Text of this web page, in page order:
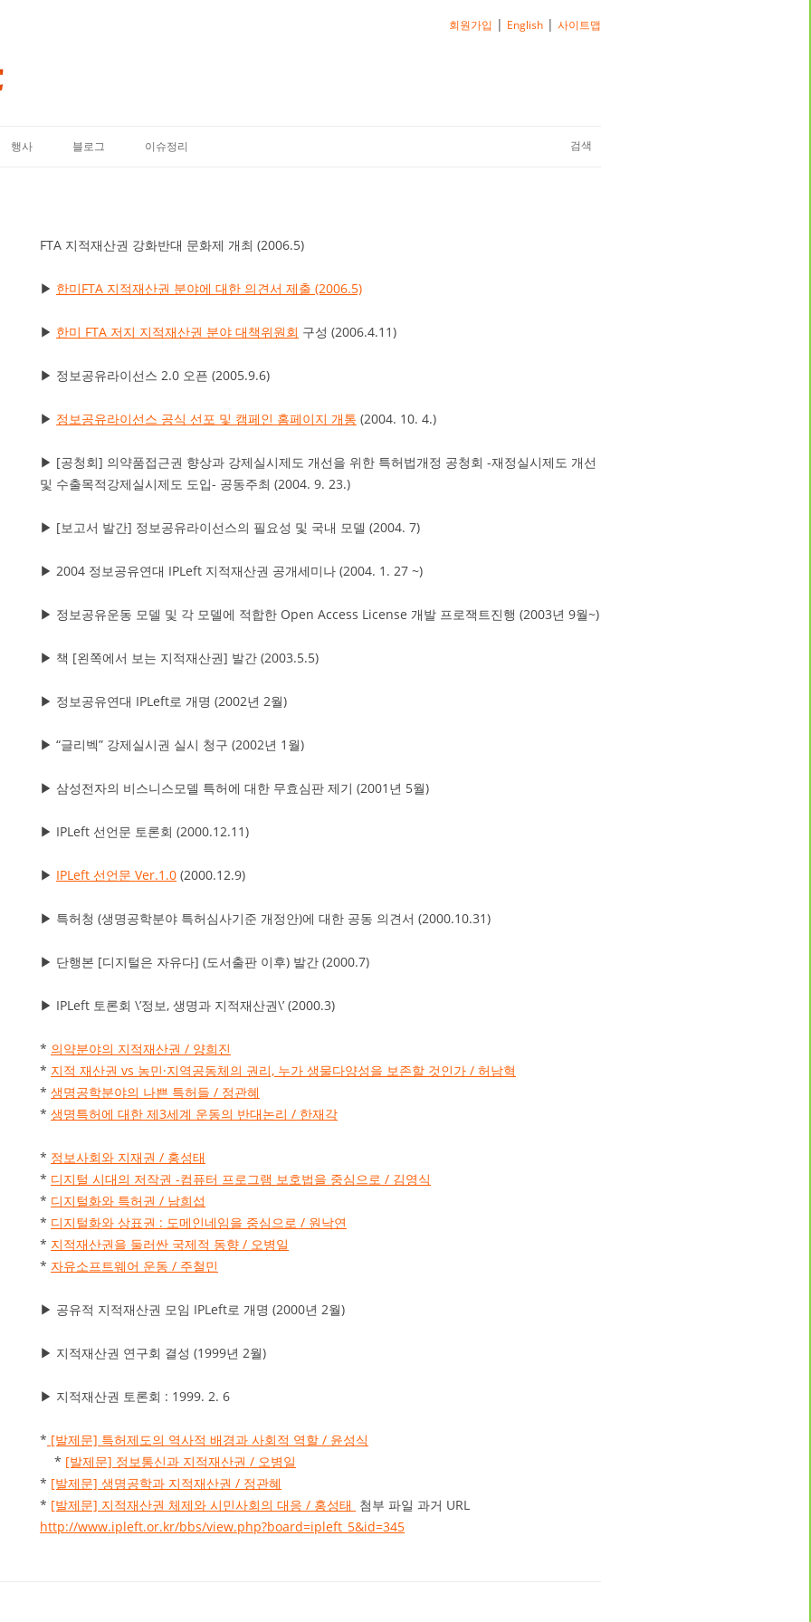
행사 블로그 이슈정리 검색
회원가입 | English |사이트맵
FTA 지적재산권 강화반대 문화제 개최 (2006.5)
▶ 한미FTA 지적재산권 분야에 대한 의견서 제출 (2006.5)
▶ 한미 FTA 저지 지적재산권 분야 대책위원회 구성 (2006.4.11)
▶ 정보공유라이선스 2.0 오픈 (2005.9.6)
▶ 정보공유라이선스 공식 선포 및 캠페인 홈페이지 개통 (2004. 10. 4.)
▶ [공청회] 의약품접근권 향상과 강제실시제도 개선을 위한 특허법개정 공청회 -재정실시제도 개선
및 수출목적강제실시제도 도입- 공동주최 (2004. 9. 23.)
▶ [보고서 발간] 정보공유라이선스의 필요성 및 국내 모델 (2004. 7)
▶ 2004 정보공유연대 IPLeft 지적재산권 공개세미나 (2004. 1. 27 ~)
▶ 정보공유운동 모델 및 각 모델에 적합한 Open Access License 개발 프로잭트진행 (2003년 9월~)
▶ 책 [왼쪽에서 보는 지적재산권] 발간 (2003.5.5)
▶ 정보공유연대 IPLeft로 개명 (2002년 2월)
▶ “글리벡” 강제실시권 실시 청구 (2002년 1월)
▶ 삼성전자의 비스니스모델 특허에 대한 무효심판 제기 (2001년 5월)
▶ IPLeft 선언문 토론회 (2000.12.11)
▶ IPLeft 선언문 Ver.1.0 (2000.12.9)
▶ 특허청 (생명공학분야 특허심사기준 개정안)에 대한 공동 의견서 (2000.10.31)
▶ 단행본 [디지털은 자유다] (도서출판 이후) 발간 (2000.7)
▶ IPLeft 토론회 \’정보, 생명과 지적재산권\’ (2000.3)
* 의약분야의 지적재산권 / 양희진
* 지적 재산권 vs 농민·지역공동체의 권리, 누가 생물다양성을 보존할 것인가 / 허남혁
* 생명공학분야의 나쁜 특허들 / 정관혜
* 생명특허에 대한 제3세계 운동의 반대논리 / 한재각
* 정보사회와 지재권 / 홍성태
* 디지털 시대의 저작권 -컴퓨터 프로그램 보호법을 중심으로 / 김영식
* 디지털화와 특허권 / 남희섭
* 디지털화와 상표권 : 도메인네임을 중심으로 / 원낙연
* 지적재산권을 둘러싼 국제적 동향 / 오병일
* 자유소프트웨어 운동 / 주철민
▶ 공유적 지적재산권 모임 IPLeft로 개명 (2000년 2월)
▶ 지적재산권 연구회 결성 (1999년 2월)
▶ 지적재산권 토론회 : 1999. 2. 6
* [발제문] 특허제도의 역사적 배경과 사회적 역할 / 윤성식
* [발제문] 정보통신과 지적재산권 / 오병일
* [발제문] 생명공학과 지적재산권 / 정관혜
* [발제문] 지적재산권 체제와 시민사회의 대응 / 홍성태 첨부 파일 과거 URL
http://www.ipleft.or.kr/bbs/view.php?board=ipleft_5&id=345